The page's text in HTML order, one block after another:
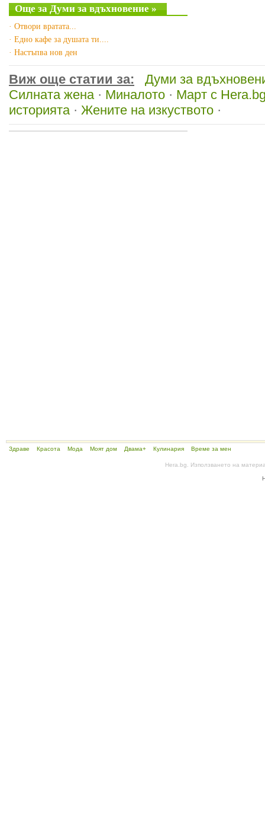
Още за Думи за вдъхновение »
· Отвори вратата...
· Едно кафе за душата ти....
· Настъпва нов ден
Виж още статии за:
Думи за
Силната жена· Миналото · Март с
историята· Жените на изкуството ·
Здраве Красота Мода Моят дом Двама+ Кулинария Време за мен
Hera.bg. Използването на